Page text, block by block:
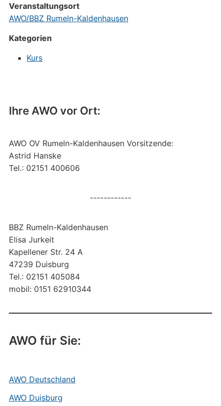
Ihre AWO vor Ort:
AWO OV Rumeln-Kaldenhausen Vorsitzende:
Astrid Hanske
Tel.: 02151 400606
------------
BBZ Rumeln-Kaldenhausen
Elisa Jurkeit
Kapellener Str. 24 A
47239 Duisburg
Tel.: 02151 405084
mobil: 0151 62910344
AWO für Sie:
AWO Deutschland
AWO Duisburg
Veranstaltungsort
AWO/BBZ Rumeln-Kaldenhausen
Kategorien
Kurs